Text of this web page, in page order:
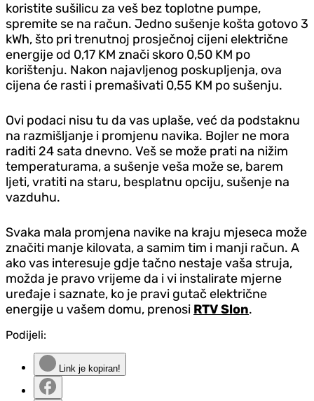
koristite sušilicu za veš bez toplotne pumpe,
spremite se na račun. Jedno sušenje košta gotovo 3
kWh, što pri trenutnoj prosječnoj cijeni električne
energije od 0,17 KM znači skoro 0,50 KM po
korištenju. Nakon najavljenog poskupljenja, ova
cijena će rasti i premašivati 0,55 KM po sušenju.
Ovi podaci nisu tu da vas uplaše, već da podstaknu
na razmišljanje i promjenu navika. Bojler ne mora
raditi 24 sata dnevno. Veš se može prati na nižim
temperaturama, a sušenje veša može se, barem
ljeti, vratiti na staru, besplatnu opciju, sušenje na
vazduhu.
Svaka mala promjena navike na kraju mjeseca može
značiti manje kilovata, a samim tim i manji račun. A
ako vas interesuje gd‌je tačno nestaje vaša struja,
možda je pravo vrijeme da i vi instalirate mjerne
uređaje i saznate, ko je pravi gutač električne
energije u vašem domu, prenosi RTV Slon.
Podijeli:
Link je kopiran!